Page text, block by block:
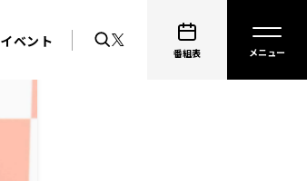
イベント
番組表